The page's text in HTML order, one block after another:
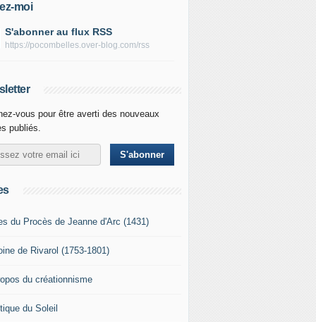
moi
S'abonner au flux RSS
https://pocombelles.over-blog.com/rss
vous pour être averti des nouveaux
publiés.
du Procès de Jeanne d'Arc (1431)
de Rivarol (1753-1801)
du créationnisme
du Soleil